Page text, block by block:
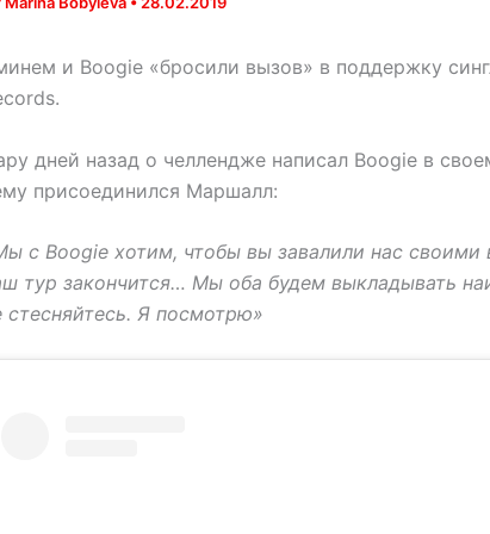
и Boogie «бросили вызов» в поддержку
дней назад о челлендже написал Boogie в
присоединился Маршалл:
с Boogie хотим, чтобы вы завалили нас своими
тур закончится… Мы оба будем выкладывать
стесняйтесь. Я посмотрю»